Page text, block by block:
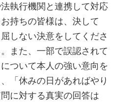
執行機関と連携して対応
持ちの皆様は、決して
しない決意をしてくださ
また、一部で誤認されて
ついて本人の強い意向を
「休みの日があればやり
に対する真実の回答は